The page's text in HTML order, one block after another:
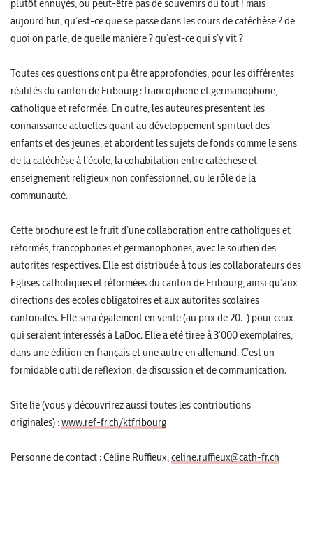
plutôt ennuyés, ou peut-être pas de souvenirs du tout ! mais
aujourd’hui, qu’est-ce que se passe dans les cours de catéchèse ? de
quoi on parle, de quelle manière ? qu’est-ce qui s’y vit ?
Toutes ces questions ont pu être approfondies, pour les différentes
réalités du canton de Fribourg : francophone et germanophone,
catholique et réformée. En outre, les auteures présentent les
connaissance actuelles quant au développement spirituel des
enfants et des jeunes, et abordent les sujets de fonds comme le sens
de la catéchèse à l’école, la cohabitation entre catéchèse et
enseignement religieux non confessionnel, ou le rôle de la
communauté.
Cette brochure est le fruit d’une collaboration entre catholiques et
réformés, francophones et germanophones, avec le soutien des
autorités respectives. Elle est distribuée à tous les collaborateurs des
Eglises catholiques et réformées du canton de Fribourg, ainsi qu’aux
directions des écoles obligatoires et aux autorités scolaires
cantonales. Elle sera également en vente (au prix de 20.-) pour ceux
qui seraient intéressés à LaDoc. Elle a été tirée à 3’000 exemplaires,
dans une édition en français et une autre en allemand. C’est un
formidable outil de réflexion, de discussion et de communication.
Site lié (vous y découvrirez aussi toutes les contributions
originales) :www.ref-fr.ch/ktfribourg
Personne de contact : Céline Ruffieux, celine.ruffieux@cath-fr.ch